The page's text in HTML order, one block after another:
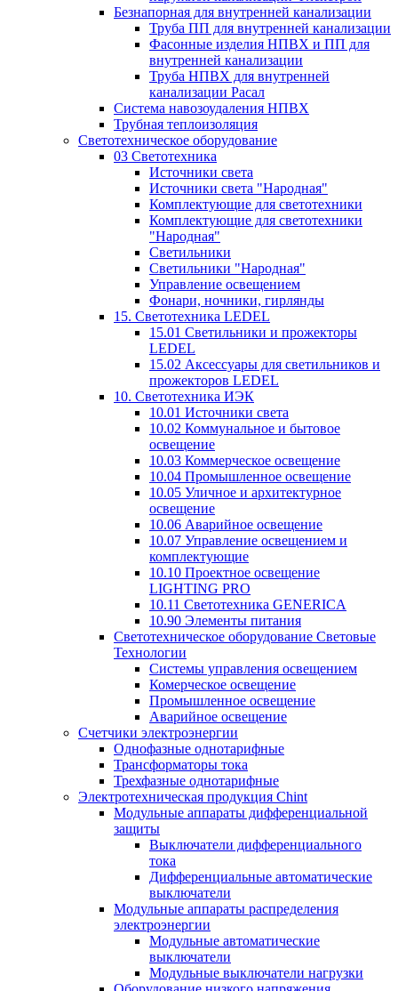
Безнапорная для внутренней канализации
Труба ПП для внутренней канализации
Фасонные изделия НПВХ и ПП для
внутренней канализации
Труба НПВХ для внутренней
канализации Расал
Система навозоудаления НПВХ
Трубная теплоизоляция
Светотехническое оборудование
03 Светотехника
Источники света
Источники света "Народная"
Комплектующие для светотехники
Комплектующие для светотехники
"Народная"
Светильники
Светильники "Народная"
Управление освещением
Фонари, ночники, гирлянды
15. Светотехника LEDEL
15.01 Светильники и прожекторы
LEDEL
15.02 Аксессуары для светильников и
прожекторов LEDEL
10. Светотехника ИЭК
10.01 Источники света
10.02 Коммунальное и бытовое
освещение
10.03 Коммерческое освещение
10.04 Промышленное освещение
10.05 Уличное и архитектурное
освещение
10.06 Аварийное освещение
10.07 Управление освещением и
комплектующие
10.10 Проектное освещение
LIGHTING PRO
10.11 Светотехника GENERICA
10.90 Элементы питания
Светотехническое оборудование Световые
Технологии
Системы управления освещением
Комерческое освещение
Промышленное освещение
Аварийное освещение
Счетчики электроэнергии
Однофазные однотарифные
Трансформаторы тока
Трехфазные однотарифные
Электротехническая продукция Chint
Модульные аппараты дифференциальной
защиты
Выключатели дифференциального
тока
Дифференциальные автоматические
выключатели
Модульные аппараты распределения
электроэнергии
Модульные автоматические
выключатели
Модульные выключатели нагрузки